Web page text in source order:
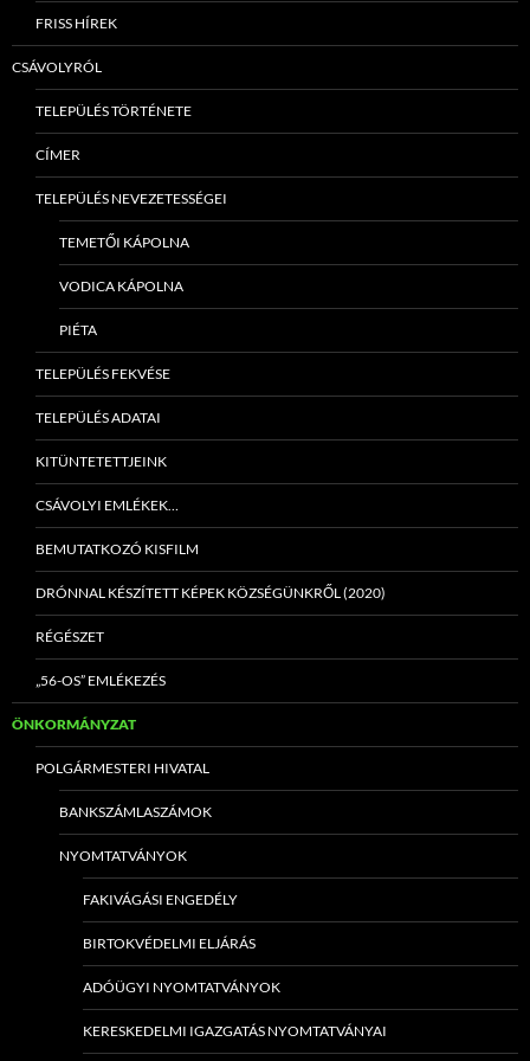
FRISS HÍREK
CSÁVOLYRÓL
TELEPÜLÉS TÖRTÉNETE
CÍMER
TELEPÜLÉS NEVEZETESSÉGEI
TEMETŐI KÁPOLNA
VODICA KÁPOLNA
PIÉTA
TELEPÜLÉS FEKVÉSE
TELEPÜLÉS ADATAI
KITÜNTETETTJEINK
CSÁVOLYI EMLÉKEK…
BEMUTATKOZÓ KISFILM
DRÓNNAL KÉSZÍTETT KÉPEK KÖZSÉGÜNKRŐL (2020)
RÉGÉSZET
„56-OS” EMLÉKEZÉS
ÖNKORMÁNYZAT
POLGÁRMESTERI HIVATAL
BANKSZÁMLASZÁMOK
NYOMTATVÁNYOK
FAKIVÁGÁSI ENGEDÉLY
BIRTOKVÉDELMI ELJÁRÁS
ADÓÜGYI NYOMTATVÁNYOK
KERESKEDELMI IGAZGATÁS NYOMTATVÁNYAI